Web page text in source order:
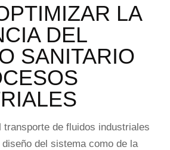
LA
DEL
SANITARIO
transporte de fluidos industriales
del sistema como de la